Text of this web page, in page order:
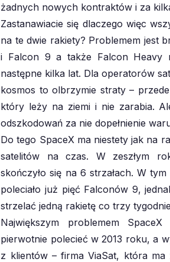
żadnych nowych kontraktów i za
Zastanawiacie się dlaczego więc
na te dwie rakiety? Problemem jest
i Falcon 9 a także Falcon Heavy
następne kilka lat. Dla operatorów
kosmos to olbrzymie straty –
który leży na ziemi i nie zarabia.
odszkodowań za nie dopełnienie
Do tego SpaceX ma niestety jak na
satelitów na czas. W zeszłym
skończyło się na 6 strzałach. W
poleciało już pięć Falconów 9,
strzelać jedną rakietę co trzy
Największym problemem
pierwotnie polecieć w 2013 roku, a
z klientów – firma ViaSat, która